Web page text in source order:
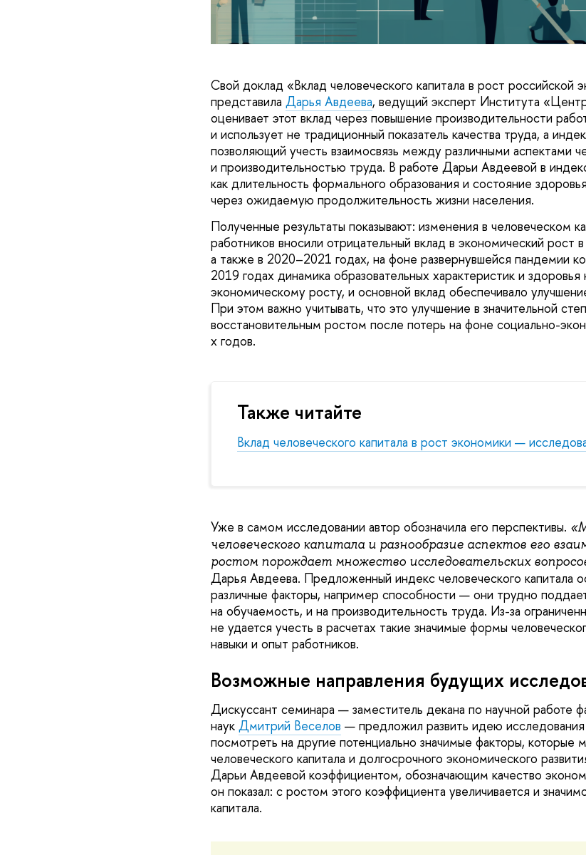
Свой доклад «Вклад человеческого капитала в рост российской
представила Дарья Авдеева, ведущий эксперт Института
оценивает этот вклад через повышение производительности
и использует не традиционный показатель качества труда, а
позволяющий учесть взаимосвязь между различными аспектами
и производительностью труда. В работе Дарьи Авдеевой в
как длительность формального образования и состояние
через ожидаемую продолжительность жизни населения.
Полученные результаты показывают: изменения в человеческом
работников вносили отрицательный вклад в экономический рост
а также в 2020–2021 годах, на фоне развернувшейся пандемии
2019 годах динамика образовательных характеристик и
экономическому росту, и основной вклад обеспечивало
При этом важно учитывать, что это улучшение в значительной
восстановительным ростом после потерь на фоне социально-
х годов.
Также читайте
Вклад человеческого капитала в рост экономики —
Уже в самом исследовании автор обозначила его перспективы.
человеческого капитала и разнообразие аспектов его
ростом порождает множество исследовательских
Дарья Авдеева. Предложенный индекс человеческого капитала
различные факторы, например способности — они трудно
на обучаемость, и на производительность труда. Из-за
не удается учесть в расчетах такие значимые формы
навыки и опыт работников.
Возможные направления будущих
Дискуссант семинара — заместитель декана по научной работе
наук Дмитрий Веселов — предложил развить идею
посмотреть на другие потенциально значимые факторы, которые
человеческого капитала и долгосрочного экономического
Дарьи Авдеевой коэффициентом, обозначающим качество
он показал: с ростом этого коэффициента увеличивается и
капитала.